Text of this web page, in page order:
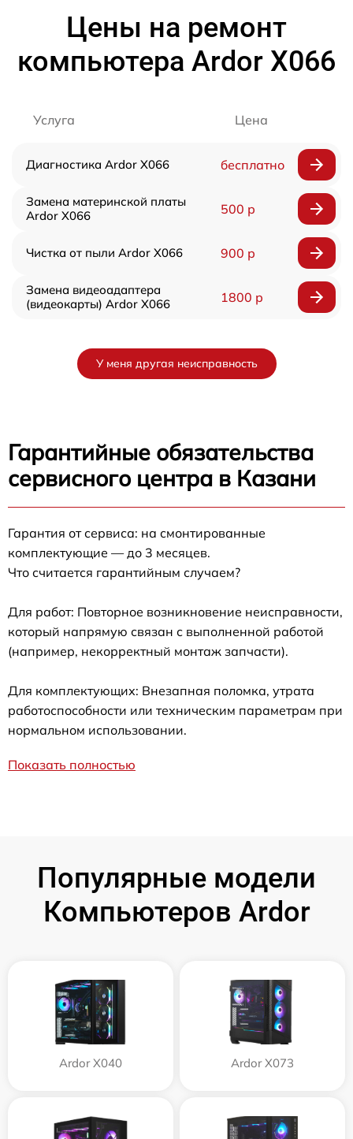
Цены на ремонт
компьютера Ardor X066
Услуга Цена
Диагностика Ardor X066 бесплатно
Замена материнской платы
Ardor X066
500 р
Чистка от пыли Ardor X066 900 р
Замена видеоадаптера
(видеокарты) Ardor X066
1800 р
У меня другая неисправность
Гарантийные обязательства
сервисного центра в Казани
Гарантия от сервиса: на смонтированные
комплектующие — до 3 месяцев.
Что считается гарантийным случаем?
Для работ: Повторное возникновение неисправности,
который напрямую связан с выполненной работой
(например, некорректный монтаж запчасти).
Для комплектующих: Внезапная поломка, утрата
работоспособности или техническим параметрам при
нормальном использовании.
Показать полностью
Популярные модели
Компьютеров Ardor
Ardor X040 Ardor X073